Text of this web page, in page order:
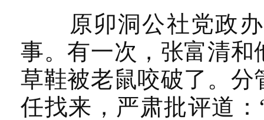
原卯洞公社党政办
事。有一次，张富清
草鞋被老鼠咬破了。
任找来，严肃批评道